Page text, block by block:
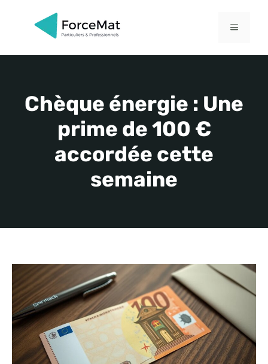
MENU
Chèque énergie : Une
prime de 100 €
accordée cette
semaine